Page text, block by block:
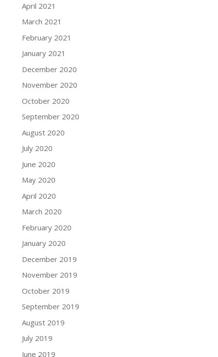
April 2021
March 2021
February 2021
January 2021
December 2020
November 2020
October 2020
September 2020
August 2020
July 2020
June 2020
May 2020
April 2020
March 2020
February 2020
January 2020
December 2019
November 2019
October 2019
September 2019
August 2019
July 2019
June 2019